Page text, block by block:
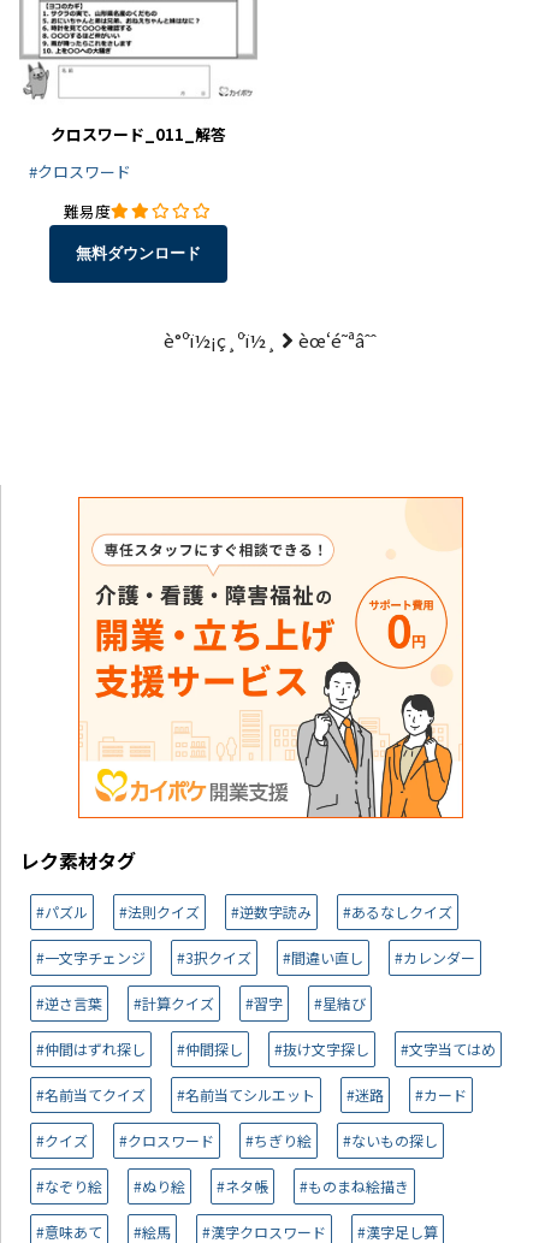
クロスワード_011_解答
#クロスワード
難易度
無料ダウンロード
レク素材タグ
#パズル #法則クイズ #逆数字読み #あるなしクイズ
#一文字チェンジ #3択クイズ #間違い直し #カレンダー
#逆さ言葉 #計算クイズ #習字 #星結び
#仲間はずれ探し #仲間探し #抜け文字探し #文字当てはめ
#名前当てクイズ #名前当てシルエット #迷路 #カード
#クイズ #クロスワード #ちぎり絵 #ないもの探し
#なぞり絵 #ぬり絵 #ネタ帳 #ものまね絵描き
#意味あて #絵馬 #漢字クロスワード #漢字足し算